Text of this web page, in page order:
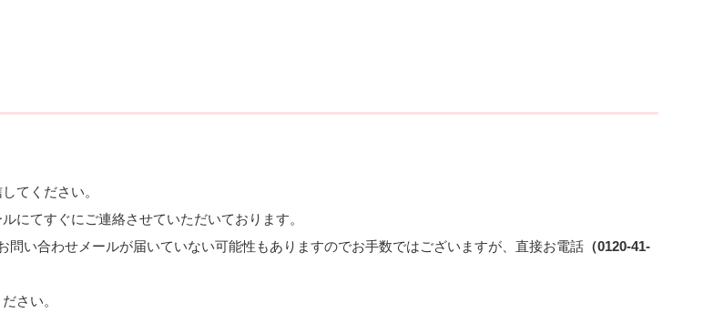
てください。
にてすぐにご連絡させていただいております。
い合わせメールが届いていない可能性もありますのでお手数ではございますが、直接お電話 （0120-41-
さい。